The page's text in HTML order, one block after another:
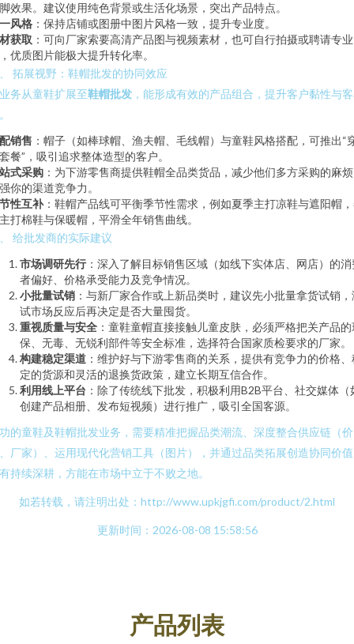
效果。建议使用纯色背景或生活化场景，突出产品特点。
风格 ：保持店铺或图册中图片风格一致，提升专业度。
获取 ：可向厂家索要高清产品图与视频素材，也可自行拍摄或聘请专
优质图片能极大提升转化率。
拓展视野：鞋帽批发的协同效应
务从童鞋扩展至鞋帽批发 ，能形成有效的产品组合，提升客户黏性与
销售 ：帽子（如棒球帽、渔夫帽、毛线帽）与童鞋风格搭配，可推出“
餐”，吸引追求整体造型的客户。
式采购 ：为下游零售商提供鞋帽全品类货品，减少他们多方采购的麻
你的渠道竞争力。
性互补：鞋帽产品线可平衡季节性需求，例如夏季主打凉鞋与遮阳帽
打棉鞋与保暖帽，平滑全年销售曲线。
给批发商的实际建议
市场调研先行 ：深入了解目标销售区域（如线下实体店、网店）的消
者偏好、价格承受能力及竞争情况。
小批量试销 ：与新厂家合作或上新品类时，建议先小批量拿货试销，
试市场反应后再决定是否大量囤货。
重视质量与安全 ：童鞋童帽直接接触儿童皮肤，必须严格把关产品的
保、无毒、无锐利部件等安全标准，选择符合国家质检要求的厂家。
构建稳定渠道 ：维护好与下游零售商的关系，提供有竞争力的价格、
定的货源和灵活的退换货政策，建立长期互信合作。
利用线上平台 ：除了传统线下批发，积极利用B2B平台、社交媒体（
创建产品相册、发布短视频）进行推广，吸引全国客源。
的童鞋及鞋帽批发业务，需要精准把握品类潮流、深度整合供应链（价
厂家）、运用现代化营销工具（图片），并通过品类拓展创造协同价
持续深耕，方能在市场中立于不败之地。
如若转载，请注明出处：http://www.upkjgfi.com/product/2.html
更新时间：2026-08-08 15:58:56
产品列表